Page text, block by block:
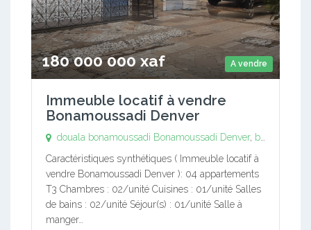
A vendre
180 000 000 xaf
Immeuble locatif à vendre
Bonamoussadi Denver
douala bonamoussadi Bonamoussadi Denver, bonamoussadi douala
Caractéristiques synthétiques ( Immeuble locatif à
vendre Bonamoussadi Denver ): 04 appartements
T3 Chambres : 02/unité Cuisines : 01/unité Salles
de bains : 02/unité Séjour(s) : 01/unité Salle à
manger…